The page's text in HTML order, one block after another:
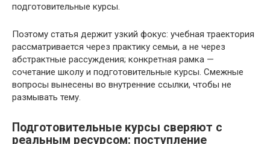
подготовительные курсы.
Поэтому статья держит узкий фокус: учебная траектория
рассматривается через практику семьи, а не через
абстрактные рассуждения; конкретная рамка —
сочетание школу и подготовительные курсы. Смежные
вопросы вынесены во внутренние ссылки, чтобы не
размывать тему.
Подготовительные курсы сверяют с
реальным ресурсом: поступление